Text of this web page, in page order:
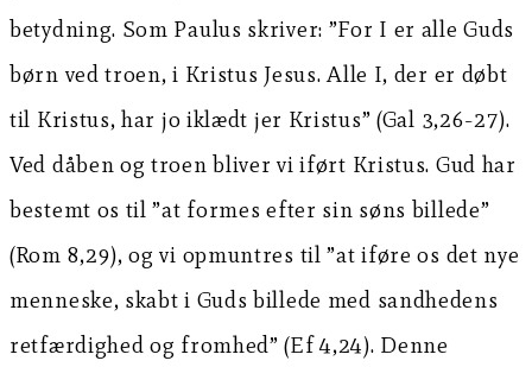
betydning. Som Paulus skriver: ”For I er alle Guds
børn ved troen, i Kristus Jesus. Alle I, der er døbt
til Kristus, har jo iklædt jer Kristus” (Gal 3,26-27).
Ved dåben og troen bliver vi iført Kristus. Gud har
bestemt os til ”at formes efter sin søns billede”
(Rom 8,29), og vi opmuntres til ”at iføre os det nye
menneske, skabt i Guds billede med sandhedens
retfærdighed og fromhed” (Ef 4,24). Denne